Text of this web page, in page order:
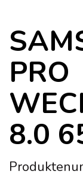
PRO
8.0